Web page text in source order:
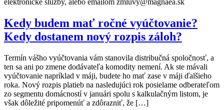
elektronické služby, alebo emailom zmluvy@magnaea.sk
Kedy budem mať ročné vyúčtovanie?
Kedy dostanem nový rozpis záloh?
Termín vášho vyúčtovania vám stanovila distribučná spoločnosť, a
ten sa ani po zmene dodávateľa komodity nemení. Ak ste mávali
vyúčtovanie napríklad v máji, budete ho mať zase v máji ďalšieho
roka. Nový rozpis platieb na nasledujúci rok posielame odberateľom
zo segmentu domácností v januári spolu s kalkulačným listom, je
však dôležité pripomenúť a zdôrazniť, že […]